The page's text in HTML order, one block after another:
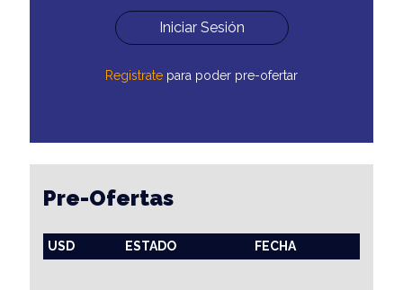
Iniciar Sesión
Registrate para poder pre-ofertar
Pre-Ofertas
USD ESTADO FECHA